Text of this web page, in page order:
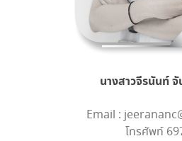
นางสาวจีรนันท์
Email :
โทรศัพท์